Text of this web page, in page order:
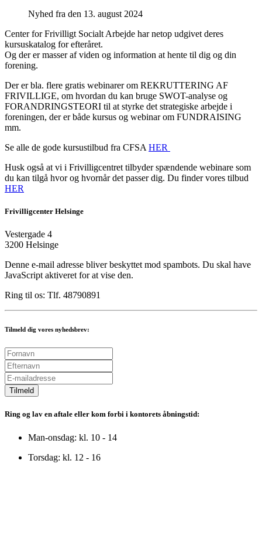
Nyhed fra den 13. august 2024
Center for Frivilligt Socialt Arbejde har netop udgivet deres
kursuskatalog for efteråret.
Og der er masser af viden og information at hente til dig og din
forening.
Der er bla. flere gratis webinarer om REKRUTTERING AF
FRIVILLIGE, om hvordan du kan bruge SWOT-analyse og
FORANDRINGSTEORI til at styrke det strategiske arbejde i
foreningen, der er både kursus og webinar om FUNDRAISING
mm.
Se alle de gode kursustilbud fra CFSA HER
Husk også at vi i Frivilligcentret tilbyder spændende webinare som
du kan tilgå hvor og hvornår det passer dig. Du finder vores tilbud
HER
Frivilligcenter Helsinge
Vestergade 4
3200 Helsinge
Denne e-mail adresse bliver beskyttet mod spambots. Du skal have
JavaScript aktiveret for at vise den.
Ring til os: Tlf. 48790891
Tilmeld dig vores nyhedsbrev:
Tilmeld
Ring og lav en aftale eller kom forbi i kontorets åbningstid:
Man-onsdag: kl. 10 - 14
Torsdag: kl. 12 - 16